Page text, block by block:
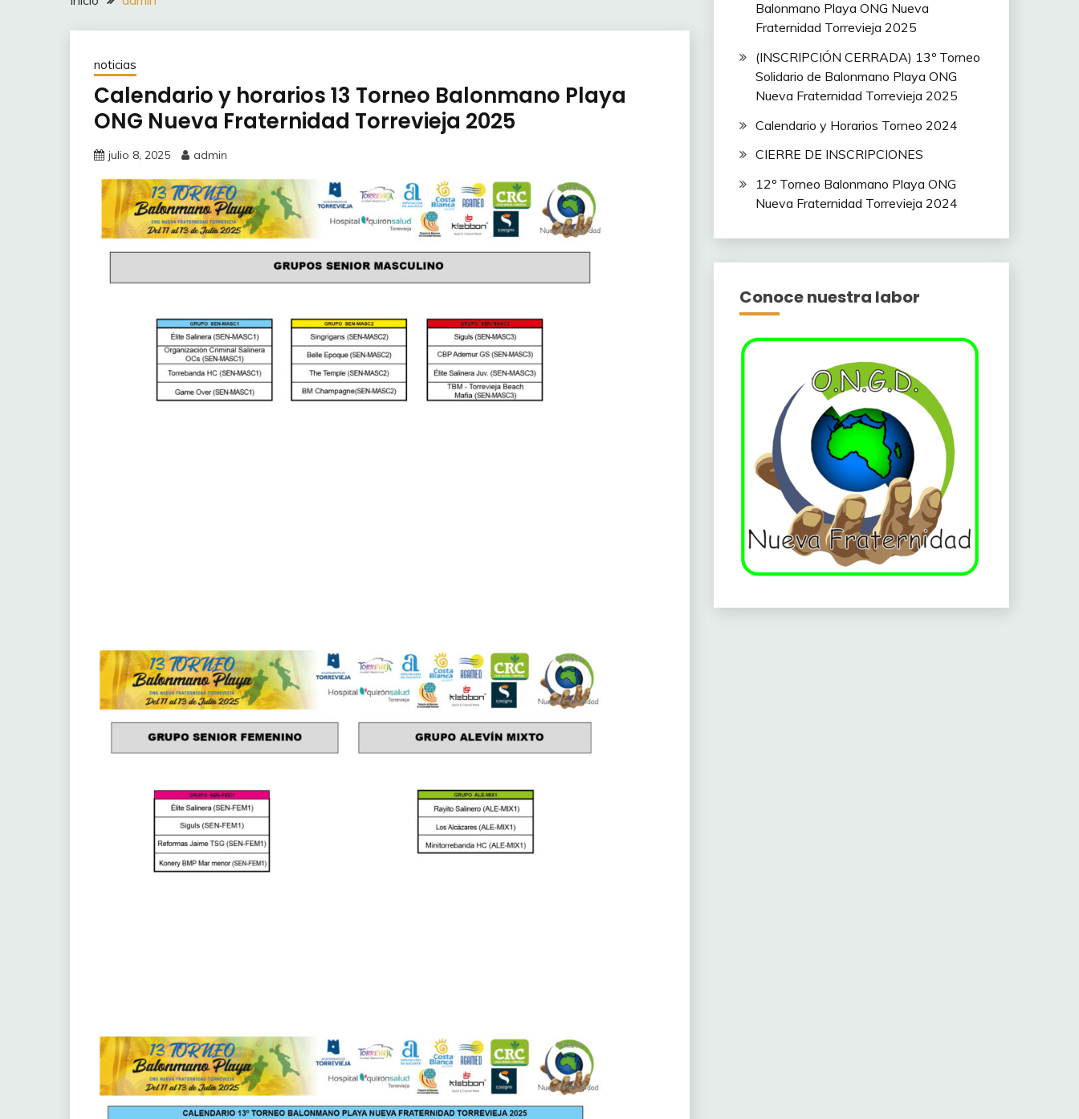
noticias
Calendario y horarios 13 Torneo Balonmano Playa
ONG Nueva Fraternidad Torrevieja 2025
julio 8, 2025 admin
Balonmano Playa ONG Nueva
Fraternidad Torrevieja 2025
(INSCRIPCIÓN CERRADA) 13º Torneo
Solidario de Balonmano Playa ONG
Nueva Fraternidad Torrevieja 2025
Calendario y Horarios Torneo 2024
CIERRE DE INSCRIPCIONES
12º Torneo Balonmano Playa ONG
Nueva Fraternidad Torrevieja 2024
Conoce nuestra labor